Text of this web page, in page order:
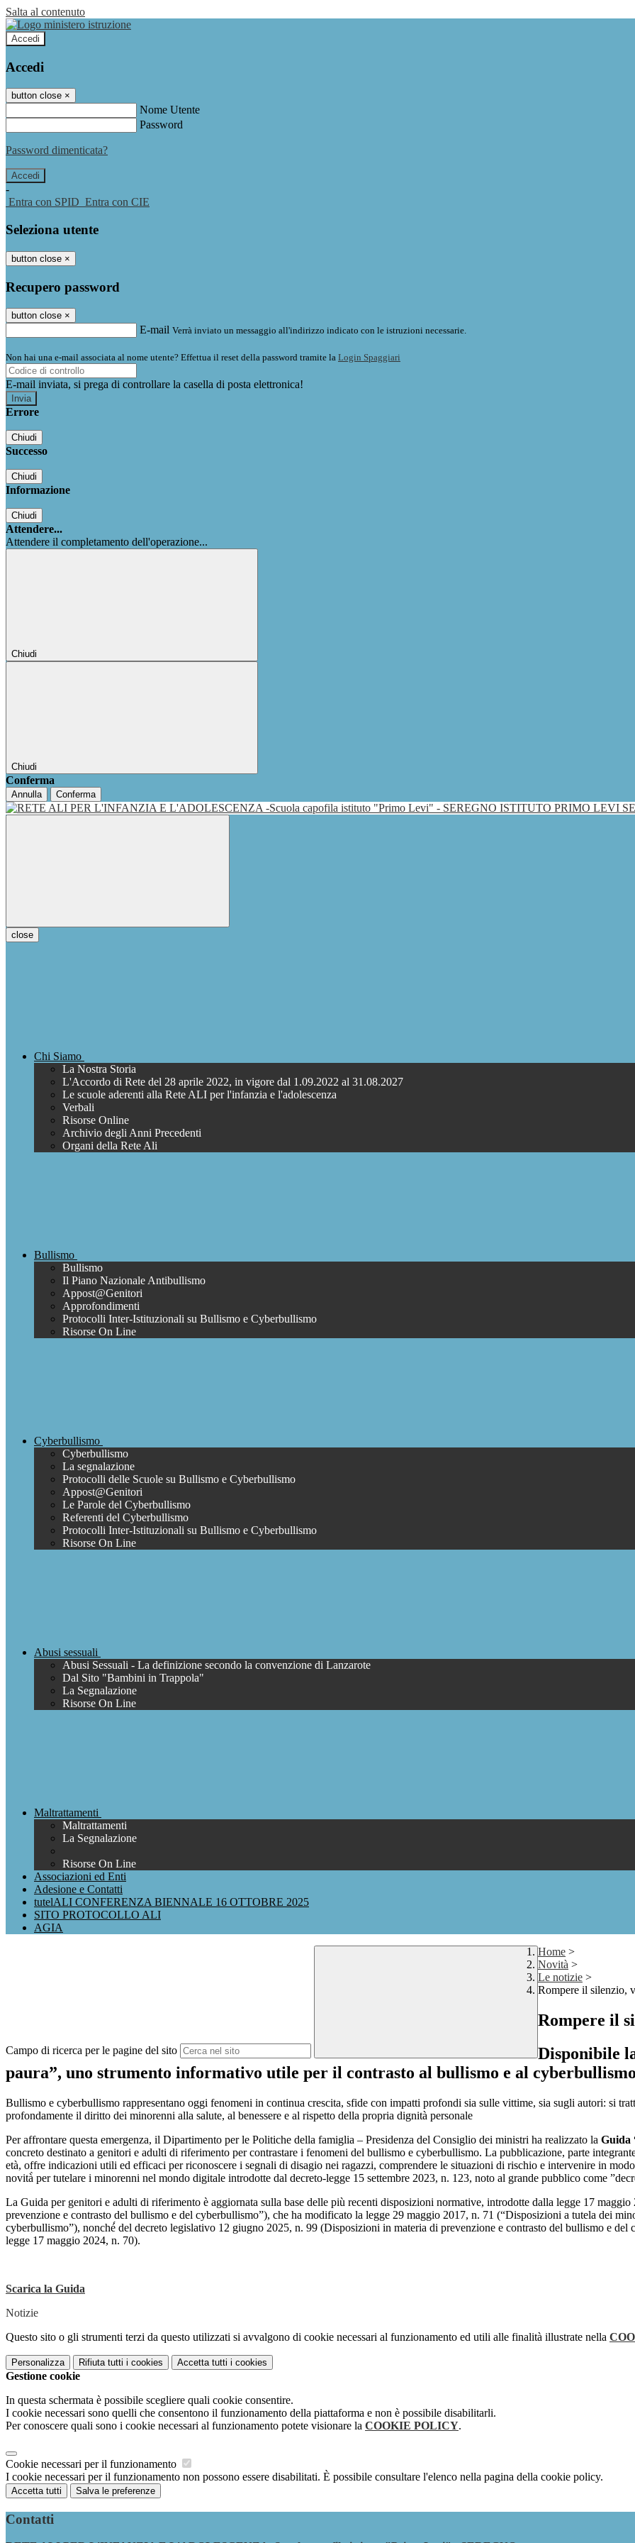
Salta al contenuto
Accedi
Accedi
button close ×
Nome Utente
Password
Password dimenticata?
-
Entra con SPID Entra con CIE
Seleziona utente
button close ×
Recupero password
button close ×
E-mail Verrà inviato un messaggio all'indirizzo indicato con le istruzioni necessarie.
Non hai una e-mail associata al nome utente? Effettua il reset della password tramite la Login Spaggiari
E-mail inviata, si prega di controllare la casella di posta elettronica!
Errore
Chiudi
Successo
Chiudi
Informazione
Chiudi
Attendere...
Attendere il completamento dell'operazione...
Chiudi
Chiudi
Conferma
Annulla Conferma
ISTITUTO PRIMO LEVI
close
Chi Siamo
La Nostra Storia
L'Accordo di Rete del 28 aprile 2022, in vigore dal 1.09.2022 al 31.08.2027
Le scuole aderenti alla Rete ALI per l'infanzia e l'adolescenza
Verbali
Risorse Online
Archivio degli Anni Precedenti
Organi della Rete Ali
Bullismo
Bullismo
Il Piano Nazionale Antibullismo
Appost@Genitori
Approfondimenti
Protocolli Inter-Istituzionali su Bullismo e Cyberbullismo
Risorse On Line
Cyberbullismo
Cyberbullismo
La segnalazione
Protocolli delle Scuole su Bullismo e Cyberbullismo
Appost@Genitori
Le Parole del Cyberbullismo
Referenti del Cyberbullismo
Protocolli Inter-Istituzionali su Bullismo e Cyberbullismo
Risorse On Line
Abusi sessuali
Abusi Sessuali - La definizione secondo la convenzione di Lanzarote
Dal Sito "Bambini in Trappola"
La Segnalazione
Risorse On Line
Maltrattamenti
Maltrattamenti
La Segnalazione
Risorse On Line
Associazioni ed Enti
Adesione e Contatti
tutelALI CONFERENZA BIENNALE 16 OTTOBRE 2025
SITO PROTOCOLLO ALI
AGIA
Campo di ricerca per le pagine del sito
Home >
Novità >
Le notizie >
Rompere il silenzio,
Rompere il
Disponibile
paura”, uno strumento informativo utile per il contrasto al bullismo e al cyberbullismo
Bullismo e cyberbullismo rappresentano oggi fenomeni in continua crescita, sfide con impatti profondi sia sulle vittime, sia sugli autori: si
profondamente il diritto dei minorenni alla salute, al benessere e al rispetto della propria dignità personale
Per affrontare questa emergenza, il Dipartimento per le Politiche della famiglia – Presidenza del Consiglio dei ministri ha realizzato la Guida
concreto destinato a genitori e adulti di riferimento per contrastare i fenomeni del bullismo e cyberbullismo. La pubblicazione, parte
età, offre indicazioni utili ed efficaci per riconoscere i segnali di disagio nei ragazzi, comprendere le situazioni di rischio e intervenire in
novità̀ per tutelare i minorenni nel mondo digitale introdotte dal decreto-legge 15 settembre 2023, n. 123, noto al grande pubblico come
La Guida per genitori e adulti di riferimento è aggiornata sulla base delle più recenti disposizioni normative, introdotte dalla legge 17
prevenzione e contrasto del bullismo e del cyberbullismo”), che ha modificato la legge 29 maggio 2017, n. 71 (“Disposizioni a tutela dei
cyberbullismo”), nonché́ del decreto legislativo 12 giugno 2025, n. 99 (Disposizioni in materia di prevenzione e contrasto del bullismo e
legge 17 maggio 2024, n. 70).
Scarica la Guida
Notizie
Questo sito o gli strumenti terzi da questo utilizzati si avvalgono di cookie necessari al funzionamento ed utili alle finalità illustrate nella
Personalizza Rifiuta tutti i cookies Accetta tutti i cookies
Gestione cookie
In questa schermata è possibile scegliere quali cookie consentire.
I cookie necessari sono quelli che consentono il funzionamento della piattaforma e non è possibile disabilitarli.
Per conoscere quali sono i cookie necessari al funzionamento potete visionare la COOKIE POLICY.
Cookie necessari per il funzionamento
I cookie necessari per il funzionamento non possono essere disabilitati. È possibile consultare l'elenco nella pagina della cookie policy.
Accetta tutti Salva le preferenze
Contatti